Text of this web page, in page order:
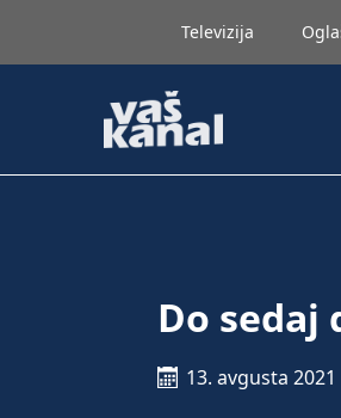
Televizija
Do sedaj
13. avgusta 2021